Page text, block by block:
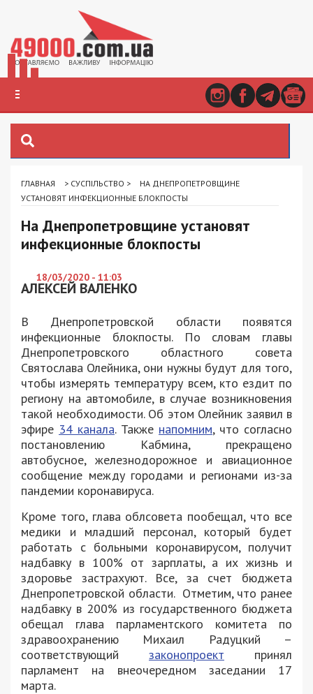
ГЛАВНАЯ > СУСПІЛЬСТВО >
НА ДНЕПРОПЕТРОВЩИНЕ
УСТАНОВЯТ ИНФЕКЦИОННЫЕ БЛОКПОСТЫ
На Днепропетровщине установят
инфекционные блокпосты
18/03/2020 - 11:03
АЛЕКСЕЙ ВАЛЕНКО
В Днепропетровской области появятся
инфекционные блокпосты. По словам главы
Днепропетровского областного совета
Святослава Олейника, они нужны будут для того,
чтобы измерять температуру всем, кто ездит по
региону на автомобиле, в случае возникновения
такой необходимости. Об этом Олейник заявил в
эфире 34 канала. Также напомним, что согласно
постановлению Кабмина, прекращено
автобусное, железнодорожное и авиационное
сообщение между городами и регионами из-за
пандемии коронавируса.
Кроме того, глава облсовета пообещал, что все
медики и младший персонал, который будет
работать с больными коронавирусом, получит
надбавку в 100% от зарплаты, а их жизнь и
здоровье застрахуют. Все, за счет бюджета
Днепропетровской области. Отметим, что ранее
надбавку в 200% из государственного бюджета
обещал глава парламентского комитета по
здравоохранению Михаил Радуцкий –
соответствующий законопроект принял
парламент на внеочередном заседании 17
марта.